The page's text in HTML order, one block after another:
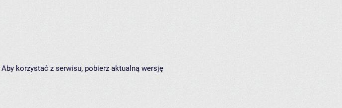
korzystać z serwisu, pobierz aktualną wersję